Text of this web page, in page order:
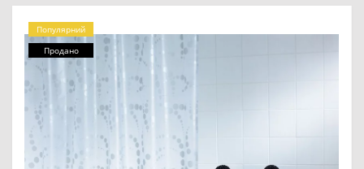
Популярний
Продано